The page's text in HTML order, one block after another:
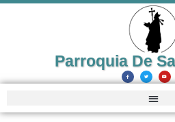
Parroquia De